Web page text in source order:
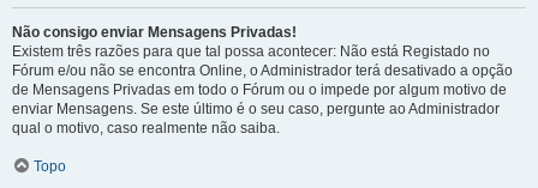
Não consigo enviar Mensagens Privadas!
Existem três razões para que tal possa acontecer: Não está Registado no
Fórum e/ou não se encontra Online, o Administrador terá desativado a opção
de Mensagens Privadas em todo o Fórum ou o impede por algum motivo de
enviar Mensagens. Se este último é o seu caso, pergunte ao Administrador
qual o motivo, caso realmente não saiba.
Topo